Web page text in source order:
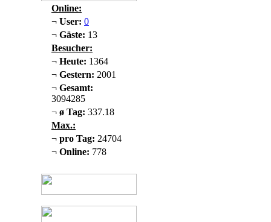
Online:
¬ User: 0
¬ Gäste: 13
Besucher:
¬ Heute: 1364
¬ Gestern: 2001
¬ Gesamt:
3094285
¬ ø Tag: 337.18
Max.:
¬ pro Tag: 24704
¬ Online: 778